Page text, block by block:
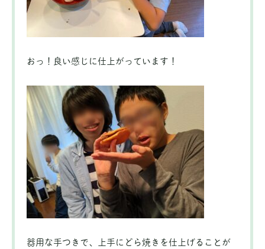
おっ！良い感じに仕上がっています！
器用な手つきで、上手にどら焼きを仕上げることが